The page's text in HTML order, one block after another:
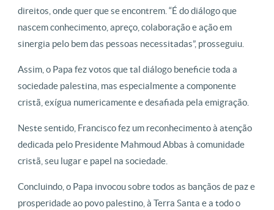
direitos, onde quer que se encontrem. “É do diálogo que
nascem conhecimento, apreço, colaboração e ação em
sinergia pelo bem das pessoas necessitadas”, prosseguiu.
Assim, o Papa fez votos que tal diálogo beneficie toda a
sociedade palestina, mas especialmente a componente
cristã, exígua numericamente e desafiada pela emigração.
Neste sentido, Francisco fez um reconhecimento à atenção
dedicada pelo Presidente Mahmoud Abbas à comunidade
cristã, seu lugar e papel na sociedade.
Concluindo, o Papa invocou sobre todos as bançãos de paz e
prosperidade ao povo palestino, à Terra Santa e a todo o